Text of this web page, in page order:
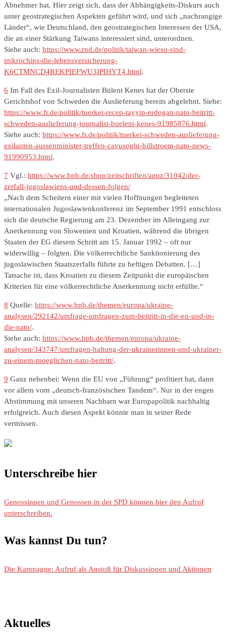
Abnehmer hat. Hier zeigt sich, dass der Abhängigkeits-Diskurs auch
unter geostrategischen Aspekten geführt wird, und sich „nachrangige
Länder“, wie Deutschland, den geostrategischen Interessen der USA,
die an einer Stärkung Taiwans interessiert sind, unterordnen.
Siehe auch: https://www.rnd.de/politik/taiwan-wieso-sind-
mikrochips-die-lebensversicherung-
K6CTMNCD4REKPIEFWU3IPIHYT4.html.
6 Im Fall des Exil-Journalisten Bülent Kenes hat der Oberste
Gerichtshof von Schweden die Auslieferung bereits abgelehnt. Siehe:
https://www.fr.de/politik/tuerkei-recep-tayyip-erdogan-nato-beitritt-
schweden-auslieferung-journalist-buelent-kenes-91985876.html.
Siehe auch: https://www.fr.de/politik/tuerkei-schweden-auslieferung-
exilanten-aussenminister-treffen-cavusoglu-billstroem-nato-news-
91990953.html.
7 Vgl.: https://www.bpb.de/shop/zeitschriften/apuz/31042/der-
zerfall-jugoslawiens-und-dessen-folgen/
„Nach dem Scheitern einer mit vielen Hoffnungen begleiteten
internationalen Jugoslawienkonferenz im September 1991 entschloss
sich die deutsche Regierung am 23. Dezember im Alleingang zur
Anerkennung von Slowenien und Kroatien, während die übrigen
Staaten der EG diesem Schritt am 15. Januar 1992 – oft nur
widerwillig – folgten. Die völkerrechtliche Sanktionierung des
jugoslawischen Staatszerfalls führte zu heftigen Debatten. […]
Tatsache ist, dass Kroatien zu diesem Zeitpunkt die europäischen
Kriterien für eine völkerrechtliche Anerkennung nicht erfüllte.“
8 Quelle: https://www.bpb.de/themen/europa/ukraine-
analysen/292142/umfrage-umfragen-zum-beitritt-in-die-eu-und-in-
die-nato/.
Siehe auch: https://www.bpb.de/themen/europa/ukraine-
analysen/343747/umfragen-haltung-der-ukrainerinnen-und-ukrainer-
zu-einem-moeglichen-nato-beitritt/.
9 Ganz nebenbei: Wenn die EU von „Führung“ profitiert hat, dann
vor allem vom „deutsch-französischen Tandem“. Nur in der engen
Abstimmung mit unseren Nachbarn war Europapolitik nachhaltig
erfolgreich. Auch diesen Aspekt könnte man in seiner Rede
vermissen.
Unterschreibe hier
Genossinnen und Genossen in der SPD können hier den Aufruf
unterschreiben.
Was kannst Du tun?
Die Kampagne: Aufruf als Anstoß für Diskussionen und Aktionen
Aktuelles